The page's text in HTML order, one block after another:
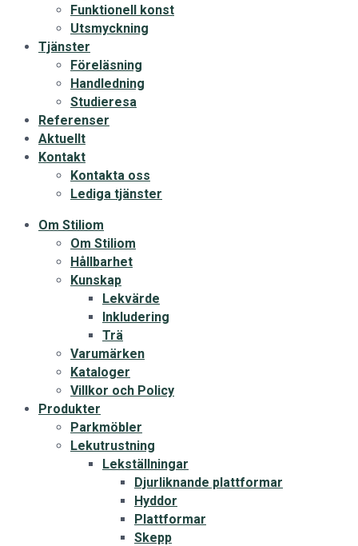
Funktionell konst
Utsmyckning
Tjänster
Föreläsning
Handledning
Studieresa
Referenser
Aktuellt
Kontakt
Kontakta oss
Lediga tjänster
Om Stiliom
Om Stiliom
Hållbarhet
Kunskap
Lekvärde
Inkludering
Trä
Varumärken
Kataloger
Villkor och Policy
Produkter
Parkmöbler
Lekutrustning
Lekställningar
Djurliknande plattformar
Hyddor
Plattformar
Skepp